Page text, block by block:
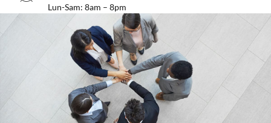
Lun-Sam: 8am – 8pm